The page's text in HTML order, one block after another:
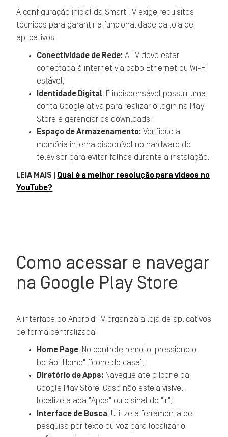
A configuração inicial da Smart TV exige requisitos
técnicos para garantir a funcionalidade da loja de
aplicativos:
Conectividade de Rede: A TV deve estar
conectada à internet via cabo Ethernet ou Wi-Fi
estável;
Identidade Digital: É indispensável possuir uma
conta Google ativa para realizar o login na Play
Store e gerenciar os downloads;
Espaço de Armazenamento: Verifique a
memória interna disponível no hardware do
televisor para evitar falhas durante a instalação.
LEIA MAIS | Qual é a melhor resolução para vídeos no
YouTube?
Como acessar e navegar
na Google Play Store
A interface do Android TV organiza a loja de aplicativos
de forma centralizada:
Home Page: No controle remoto, pressione o
botão "Home" (ícone de casa);
Diretório de Apps: Navegue até o ícone da
Google Play Store. Caso não esteja visível,
localize a aba "Apps" ou o sinal de "+";
Interface de Busca: Utilize a ferramenta de
pesquisa por texto ou voz para localizar o